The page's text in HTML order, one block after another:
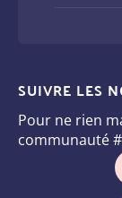
SUIVRE LES
Pour ne rien
communauté